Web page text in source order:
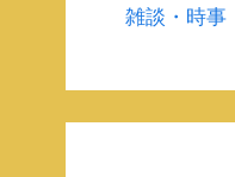
雑談・時事